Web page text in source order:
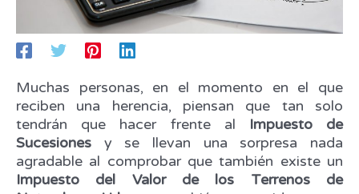
Muchas personas, en el momento en el que
reciben una herencia, piensan que tan solo
tendrán que hacer frente al Impuesto de
Sucesiones y se llevan una sorpresa nada
agradable al comprobar que también existe un
Impuesto del Valor de los Terrenos de